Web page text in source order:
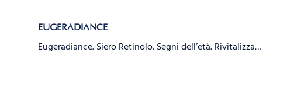
EUGERADIANCE
Eugeradiance. Siero Retinolo. Segni dell’età. Rivitalizza…